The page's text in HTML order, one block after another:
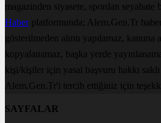
magazinden siyasete, spordan seyahate
Haberplatformunda; Alem.Gen.Tr
gösterilmeden alıntı yapılamaz, kanuna
kopyalanamaz, başka yerde
kişi/kişiler için yasal başvuru hakkı saklı
Alem.Gen.Tr'i tercih ettiğiniz için
SAYFALAR